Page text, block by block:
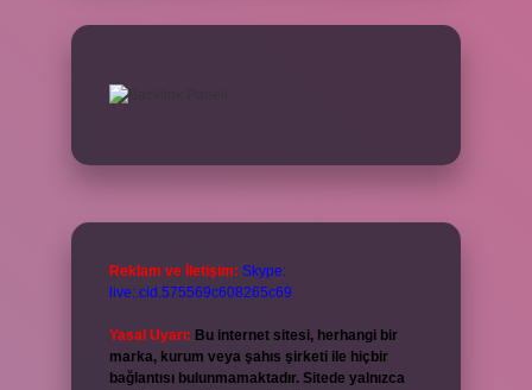
Reklam ve İletişim: Skype:
live:.cid.575569c608265c69
Yasal Uyarı: Bu internet sitesi, herhangi bir
marka, kurum veya şahıs şirketi ile hiçbir
bağlantısı bulunmamaktadır. Sitede yalnızca